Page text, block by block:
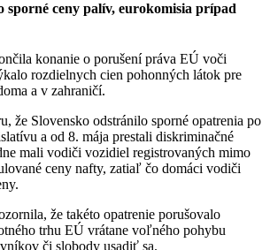
sporné ceny palív, eurokomisia prípad
konanie o porušení práva EÚ voči
rozdielnych cien pohonných látok pre
a v zahraničí.
že Slovensko odstránilo sporné opatrenia po
a od 8. mája prestali diskriminačné
mali vodiči vozidiel registrovaných mimo
ceny nafty, zatiaľ čo domáci vodiči
že takéto opatrenie porušovalo
trhu EÚ vrátane voľného pohybu
či slobody usadiť sa.